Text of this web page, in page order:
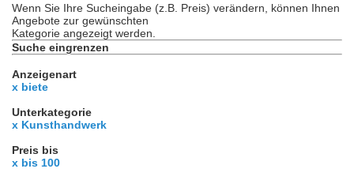
Wenn Sie Ihre Sucheingabe (z.B. Preis) verändern, können Ihnen
Angebote zur gewünschten
Kategorie angezeigt werden.
Suche eingrenzen
Anzeigenart
x biete
Unterkategorie
x Kunsthandwerk
Preis bis
x bis 100